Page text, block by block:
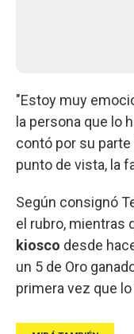
"Estoy muy
la persona que lo
contó por su parte
punto de vista, la
Según consignó
el rubro, mientras
kiosco desde
un 5 de Oro
primera vez que